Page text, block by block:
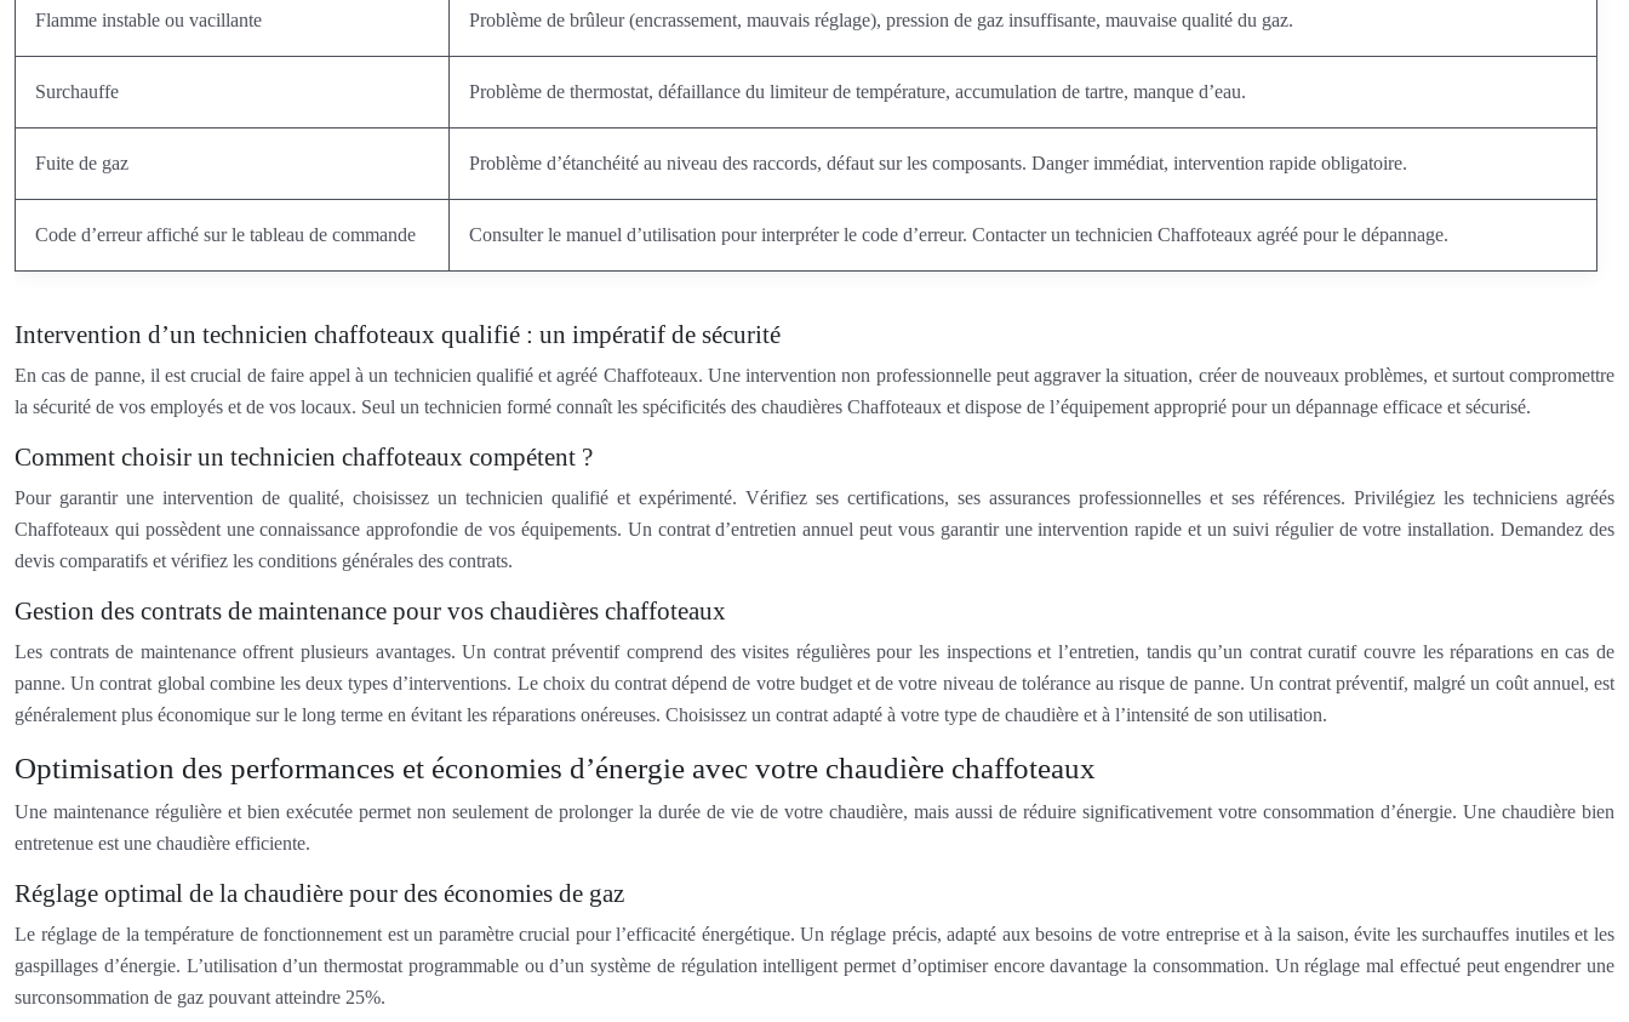
Flamme instable ou vacillante Problème de brûleur (encrassement, mauvais réglage), pression de gaz insuffisante, mauvaise qualité du gaz.
Surchauffe Problème de thermostat, défaillance du limiteur de température, accumulation de tartre, manque d’eau.
Fuite de gaz Problème d’étanchéité au niveau des raccords, défaut sur les composants. Danger immédiat, intervention rapide obligatoire.
Code d’erreur affiché sur le tableau de commande Consulter le manuel d’utilisation pour interpréter le code d’erreur. Contacter un technicien Chaffoteaux agréé pour le dépannage.
Intervention d’un technicien chaffoteaux qualifié : un impératif de sécurité
En cas de panne, il est crucial de faire appel à un technicien qualifié et agréé Chaffoteaux. Une intervention non professionnelle peut aggraver la situation, créer de nouveaux problèmes, et surtout compromettre
la sécurité de vos employés et de vos locaux. Seul un technicien formé connaît les spécificités des chaudières Chaffoteaux et dispose de l’équipement approprié pour un dépannage efficace et sécurisé.
Comment choisir un technicien chaffoteaux compétent ?
Pour garantir une intervention de qualité, choisissez un technicien qualifié et expérimenté. Vérifiez ses certifications, ses assurances professionnelles et ses références. Privilégiez les techniciens agréés
Chaffoteaux qui possèdent une connaissance approfondie de vos équipements. Un contrat d’entretien annuel peut vous garantir une intervention rapide et un suivi régulier de votre installation. Demandez des
devis comparatifs et vérifiez les conditions générales des contrats.
Gestion des contrats de maintenance pour vos chaudières chaffoteaux
Les contrats de maintenance offrent plusieurs avantages. Un contrat préventif comprend des visites régulières pour les inspections et l’entretien, tandis qu’un contrat curatif couvre les réparations en cas de
panne. Un contrat global combine les deux types d’interventions. Le choix du contrat dépend de votre budget et de votre niveau de tolérance au risque de panne. Un contrat préventif, malgré un coût annuel, est
généralement plus économique sur le long terme en évitant les réparations onéreuses. Choisissez un contrat adapté à votre type de chaudière et à l’intensité de son utilisation.
Optimisation des performances et économies d’énergie avec votre chaudière chaffoteaux
Une maintenance régulière et bien exécutée permet non seulement de prolonger la durée de vie de votre chaudière, mais aussi de réduire significativement votre consommation d’énergie. Une chaudière bien
entretenue est une chaudière efficiente.
Réglage optimal de la chaudière pour des économies de gaz
Le réglage de la température de fonctionnement est un paramètre crucial pour l’efficacité énergétique. Un réglage précis, adapté aux besoins de votre entreprise et à la saison, évite les surchauffes inutiles et les
gaspillages d’énergie. L’utilisation d’un thermostat programmable ou d’un système de régulation intelligent permet d’optimiser encore davantage la consommation. Un réglage mal effectué peut engendrer une
surconsommation de gaz pouvant atteindre 25%.